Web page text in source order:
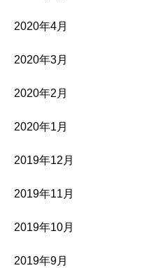
2020年4月
2020年3月
2020年2月
2020年1月
2019年12月
2019年11月
2019年10月
2019年9月